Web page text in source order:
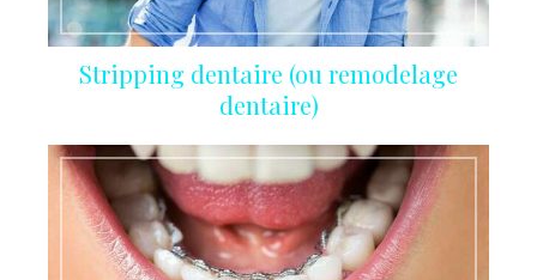
Stripping dentaire (ou remodelage
dentaire)